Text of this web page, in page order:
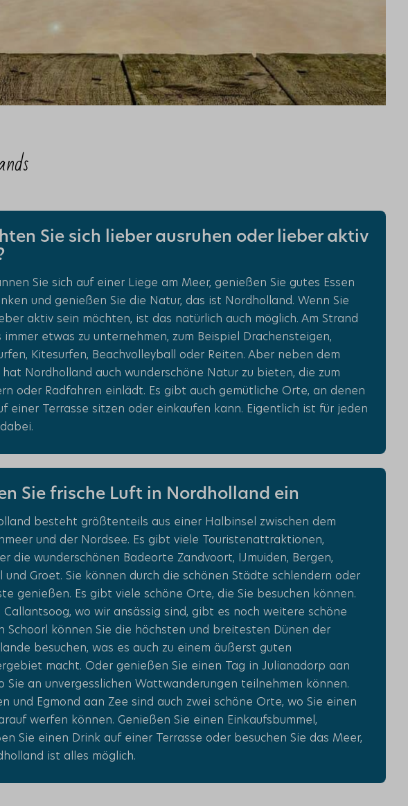
Sie sich lieber ausruhen oder lieber aktiv
Sie sich auf einer Liege am Meer, genießen Sie gutes Essen
und genießen Sie die Natur, das ist Nordholland. Wenn Sie
aktiv sein möchten, ist das natürlich auch möglich. Am Strand
immer etwas zu unternehmen, zum Beispiel Drachensteigen,
Kitesurfen, Beachvolleyball oder Reiten. Aber neben dem
hat Nordholland auch wunderschöne Natur zu bieten, die zum
oder Radfahren einlädt. Es gibt auch gemütliche Orte, an denen
einer Terrasse sitzen oder einkaufen kann. Eigentlich ist für jeden
Sie frische Luft in Nordholland ein
besteht größtenteils aus einer Halbinsel zwischen dem
und der Nordsee. Es gibt viele Touristenattraktionen,
die wunderschönen Badeorte Zandvoort, IJmuiden, Bergen,
und Groet. Sie können durch die schönen Städte schlendern oder
genießen. Es gibt viele schöne Orte, die Sie besuchen können.
Callantsoog, wo wir ansässig sind, gibt es noch weitere schöne
Schoorl können Sie die höchsten und breitesten Dünen der
besuchen, was es auch zu einem äußerst guten
macht. Oder genießen Sie einen Tag in Julianadorp aan
Sie an unvergesslichen Wattwanderungen teilnehmen können.
und Egmond aan Zee sind auch zwei schöne Orte, wo Sie einen
werfen können. Genießen Sie einen Einkaufsbummel,
Sie einen Drink auf einer Terrasse oder besuchen Sie das Meer,
ist alles möglich.